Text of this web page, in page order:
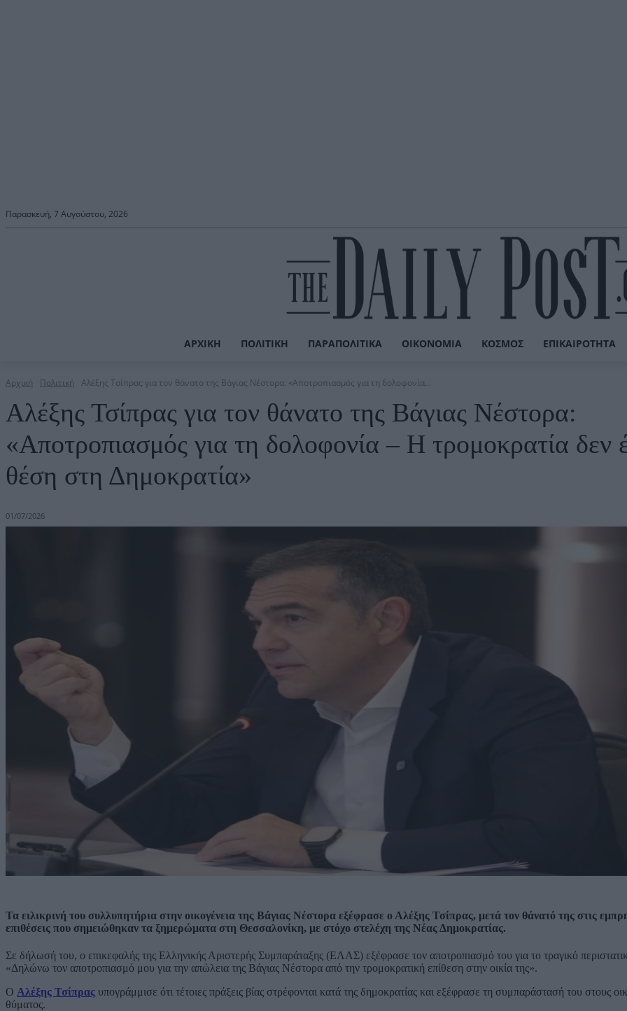
Παρασκευή, 7 Αυγούστου, 2026
ΑΡΧΙΚΉ ΠΟΛΙΤΙΚΉ ΠΑΡΑΠΟΛΙΤΙΚΆ ΟΙΚΟΝΟΜΊΑ ΚΌΣΜΟΣ ΕΠΙΚΑΙΡΌΤΗΤΑ
Αρχική Πολιτική Αλέξης Τσίπρας για τον θάνατο της Βάγιας Νέστορα: «Αποτροπιασμός για τη δολοφονία...
Αλέξης Τσίπρας για τον θάνατο της Βάγιας Νέστορα:
«Αποτροπιασμός για τη δολοφονία – Η τρομοκρατία δεν
θέση στη Δημοκρατία»
01/07/2026
Τα ειλικρινή του συλλυπητήρια στην οικογένεια της Βάγιας Νέστορα εξέφρασε ο Αλέξης Τσίπρας, μετά τον θάνατό της στις
επιθέσεις που σημειώθηκαν τα ξημερώματα στη Θεσσαλονίκη, με στόχο στελέχη της Νέας Δημοκρατίας.
Σε δήλωσή του, ο επικεφαλής της Ελληνικής Αριστερής Συμπαράταξης (ΕΛΑΣ) εξέφρασε τον αποτροπιασμό του για το τραγικό
«Δηλώνω τον αποτροπιασμό μου για την απώλεια της Βάγιας Νέστορα από την τρομοκρατική επίθεση στην οικία της».
Ο Αλέξης Τσίπρας υπογράμμισε ότι τέτοιες πράξεις βίας στρέφονται κατά της δημοκρατίας και εξέφρασε τη συμπαράστασή του στους
θύματος.